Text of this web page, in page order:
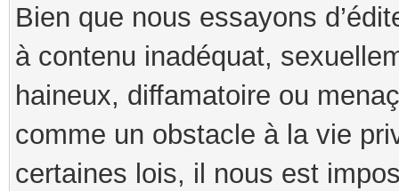
Bien que nous essayons
à contenu inadéquat,
haineux, diffamatoire ou
comme un obstacle à la vie
certaines lois, il nous est